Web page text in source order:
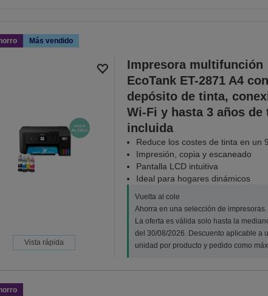
Más vendido
Vista rápida
Impresora multifunción
EcoTank ET-2871 A4 con
depósito de tinta,
Wi-Fi y hasta 3 años de
incluida
Reduce los costes de tinta en un
Impresión, copia y escaneado
Pantalla LCD intuitiva
Ideal para hogares dinámicos
Vuelta al cole
Ahorra en una selección de impresoras.
La oferta es válida solo hasta la
del 30/08/2026. Descuento aplicable a
unidad por producto y pedido como